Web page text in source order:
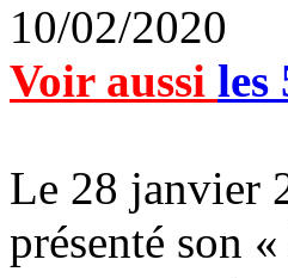
10/02/2020
Voir aussi les
Le 28 janvier
présenté son «